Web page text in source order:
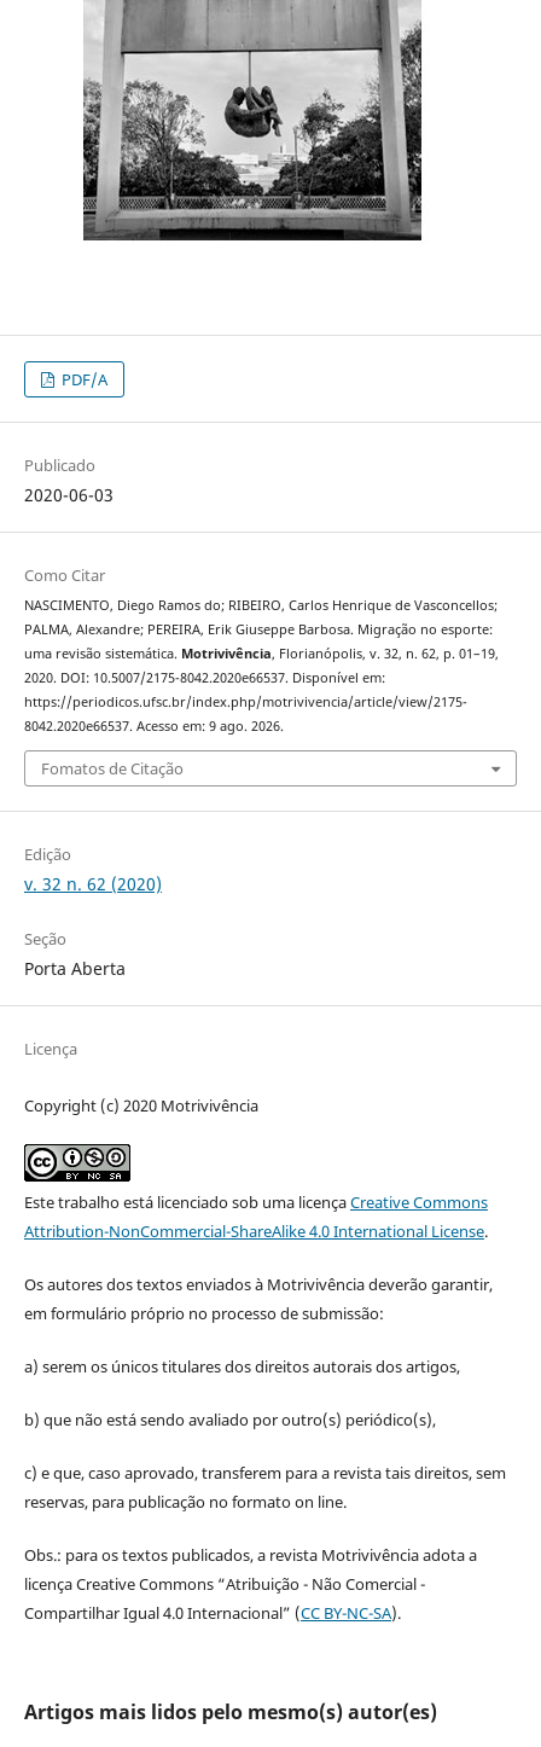
PDF/A
Publicado
2020-06-03
Como Citar
NASCIMENTO, Diego Ramos do; RIBEIRO, Carlos Henrique de Vasconcellos;
PALMA, Alexandre; PEREIRA, Erik Giuseppe Barbosa. Migração no esporte:
uma revisão sistemática. Motrivivência, Florianópolis, v. 32, n. 62, p. 01–19,
2020. DOI: 10.5007/2175-8042.2020e66537. Disponível em:
https://periodicos.ufsc.br/index.php/motrivivencia/article/view/2175-
8042.2020e66537. Acesso em: 9 ago. 2026.
Fomatos de Citação
Edição
v. 32 n. 62 (2020)
Seção
Porta Aberta
Licença
Copyright (c) 2020 Motrivivência
Este trabalho está licenciado sob uma licençaCreative Commons
Attribution-NonCommercial-ShareAlike 4.0 International License.
Os autores dos textos enviados à Motrivivência deverão garantir,
em formulário próprio no processo de submissão:
a) serem os únicos titulares dos direitos autorais dos artigos,
b) que não está sendo avaliado por outro(s) periódico(s),
c) e que, caso aprovado, transferem para a revista tais direitos, sem
reservas, para publicação no formato on line.
Obs.: para os textos publicados, a revista Motrivivência adota a
licença Creative Commons “Atribuição - Não Comercial -
Compartilhar Igual 4.0 Internacional” (CC BY-NC-SA).
Artigos mais lidos pelo mesmo(s) autor(es)